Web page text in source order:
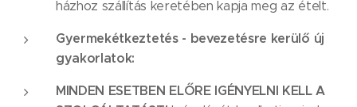
házhoz szállítás keretében kapja meg az ételt.
Gyermekétkeztetés - bevezetésre kerülő új
gyakorlatok:
MINDEN ESETBEN ELŐRE IGÉNYELNI KELL A